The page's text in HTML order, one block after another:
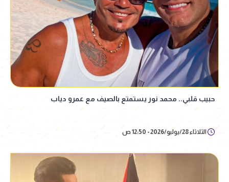
حبيب قلبي.. محمد نور يستمتع بالصيف مع عمرو دياب
الثلاثاء 28/يوليو/2026 - 12:50 ص